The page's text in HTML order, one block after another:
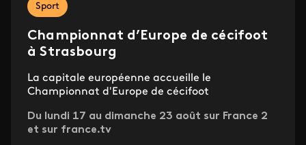
Sport
Championnat d’Europe de cécifoot
à Strasbourg
La capitale européenne accueille le
Championnat d'Europe de cécifoot
Du lundi 17 au dimanche 23 août sur France 2
et sur france.tv